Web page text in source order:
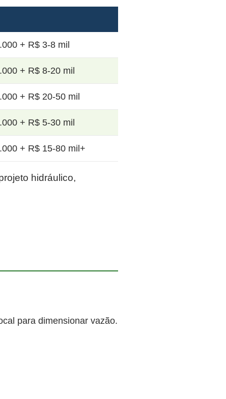
+ R$ 3-8 mil
+ R$ 8-20 mil
+ R$ 20-50 mil
+ R$ 5-30 mil
+ R$ 15-80 mil+
hidráulico,
para dimensionar vazão.